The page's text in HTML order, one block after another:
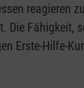
reagieren
Die Fähigkeit,
Erste-Hilfe-